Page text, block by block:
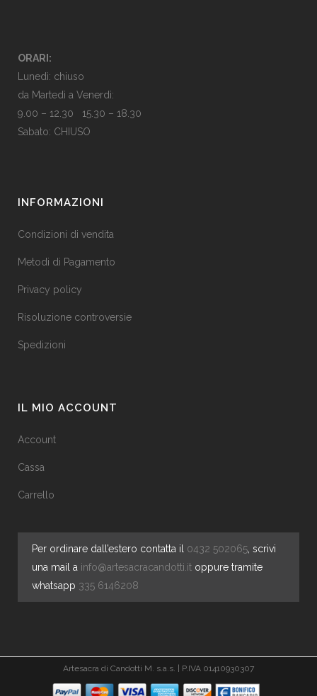
ORARI:
Lunedì: chiuso
da Martedì a Venerdì:
9.00 – 12.30 15.30 – 18.30
Sabato: CHIUSO
INFORMAZIONI
Condizioni di vendita
Metodi di Pagamento
Privacy policy
Risoluzione controversie
Spedizioni
IL MIO ACCOUNT
Account
Cassa
Carrello
Per ordinare dall’estero contatta il 0432 502065, scrivi
una mail a info@artesacracandotti.it oppure tramite
whatsapp 335 6146208
Artesacra di Candotti M. s.a.s. | P.IVA 01410930307